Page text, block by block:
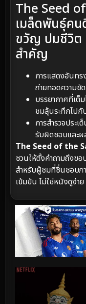
The Seed
เมล็ดพันธุ์คน
ขวัญ ปมชีวิต
สำคัญ
การแสดงอันท
ถ่ายทอดความขั
บรรยากาศที่เต็
ชมลุ้นระทึกไปกั
การสำรวจประ
รับผิดชอบและ
The Seed of the
ชวนให้ตั้งคำถามถึงขอ
สำหรับผู้ชมที่ชื่นชอบภ
เข้มข้น ไม่ใช่หนังดูง่า